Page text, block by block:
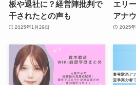
板や退社に？経営陣批判で
干されたとの声も
2025年1月29日
エリ
アナ
2025